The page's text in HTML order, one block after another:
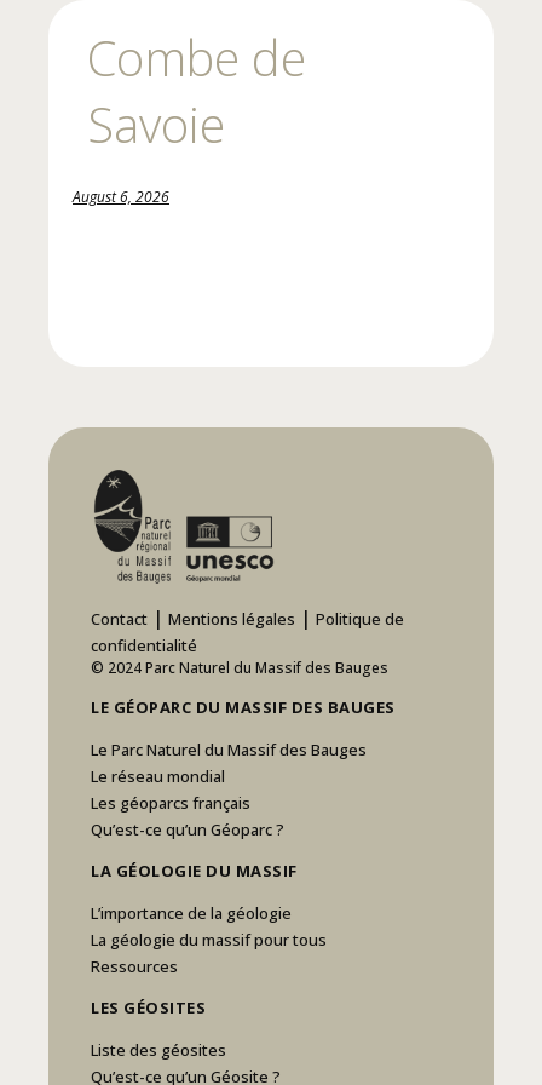
Combe de
Savoie
August 6, 2026
Contact | Mentions légales | Politique de
confidentialité
© 2024 Parc Naturel du Massif des Bauges
LE GÉOPARC DU MASSIF DES BAUGES
Le Parc Naturel du Massif des Bauges
Le réseau mondial
Les géoparcs français
Qu’est-ce qu’un Géoparc ?
LA GÉOLOGIE DU MASSIF
L’importance de la géologie
La géologie du massif pour tous
Ressources
LES GÉOSITES
Liste des géosites
Qu’est-ce qu’un Géosite ?